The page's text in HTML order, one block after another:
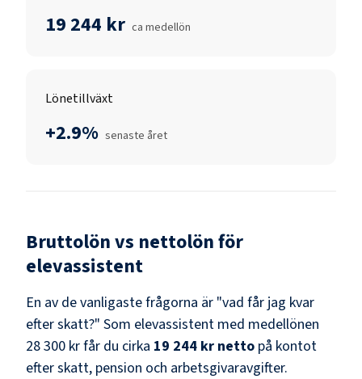
19 244 kr ca medellön
Lönetillväxt
+2.9% senaste året
Bruttolön vs nettolön för
elevassistent
En av de vanligaste frågorna är "vad får jag kvar
efter skatt?" Som elevassistent med medellönen
28 300 krfår du cirka 19 244 kr netto på kontot
efter skatt, pension och arbetsgivaravgifter.